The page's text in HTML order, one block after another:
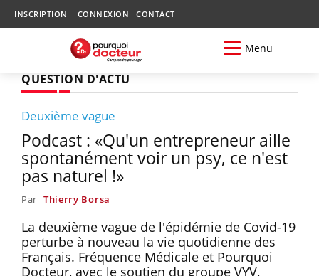
INSCRIPTION CONNEXION CONTACT
Menu
QUESTION D'ACTU
Deuxième vague
Podcast : «Qu'un entrepreneur aille
spontanément voir un psy, ce n'est
pas naturel !»
Par Thierry Borsa
La deuxième vague de l'épidémie de Covid-19
perturbe à nouveau la vie quotidienne des
Français. Fréquence Médicale et Pourquoi
Docteur, avec le soutien du groupe VYV,